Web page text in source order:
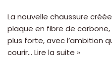
La nouvelle chaussure
plaque en fibre de
plus forte, avec l’ambition
courir… Lire la suite »